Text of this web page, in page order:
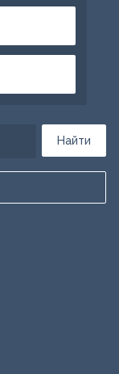
Найти